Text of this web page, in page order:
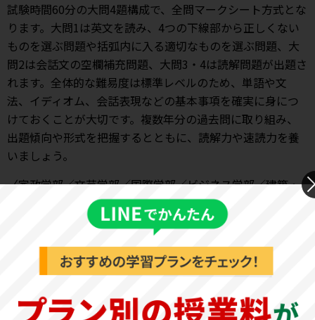
試験時間60分の大問4題構成で、全問マークシート方式とな
ります。大問1は英文を読み、4つの下線部から正しくない
ものを選ぶ問題や括弧内に入る適切なものを選ぶ問題、大
問2は会話文の空欄補充問題、大問3・4は読解問題が出題さ
れます。全体的な難易度は標準レベルのため、単語や文
法、イディオム、会話表現などの基本事項を確実に身につ
けておくことが大切です。複数年分の過去問に取り組み、
出題傾向や形式を把握するとともに、読解力や速読力を養
いましょう。
〈家政学部／文芸学部／国際学部／ビジネス学部／建築・
デザイン学部と同様〉
理科の試験傾向と対策
《2022年度 全学統一方式》